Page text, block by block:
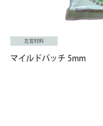
左官材料
マイルドパッチ 5mm